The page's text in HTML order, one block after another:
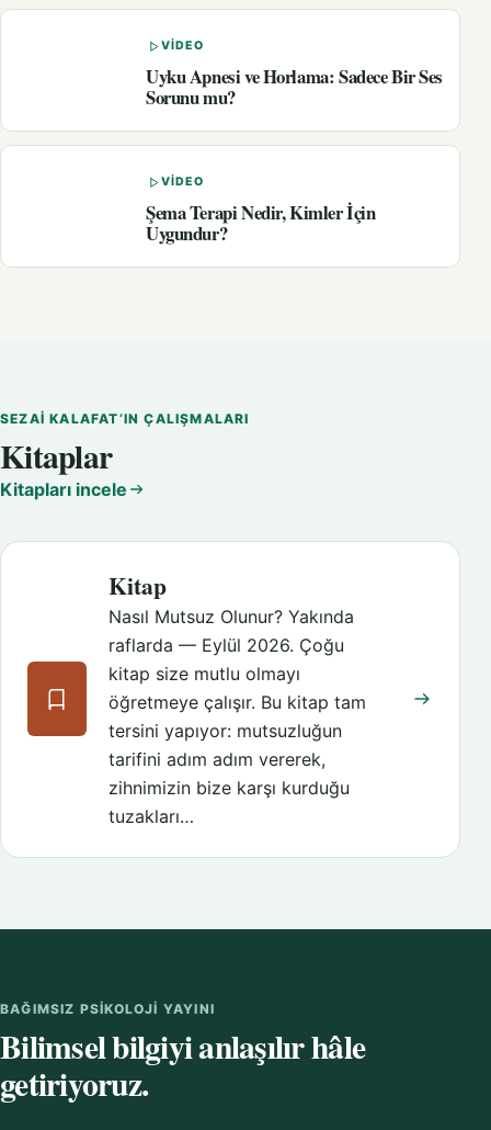
VIDEO
Uyku Apnesi ve Horlama: Sadece Bir Ses
Sorunu mu?
VIDEO
Şema Terapi Nedir, Kimler İçin
Uygundur?
SEZAI KALAFAT’IN ÇALIŞMALARI
Kitaplar
Kitapları incele
Kitap
Nasıl Mutsuz Olunur? Yakında
raflarda — Eylül 2026. Çoğu
kitap size mutlu olmayı
öğretmeye çalışır. Bu kitap tam
tersini yapıyor: mutsuzluğun
tarifini adım adım vererek,
zihnimizin bize karşı kurduğu
tuzakları…
BAĞIMSIZ PSIKOLOJI YAYINI
Bilimsel bilgiyi anlaşılır hâle
getiriyoruz.